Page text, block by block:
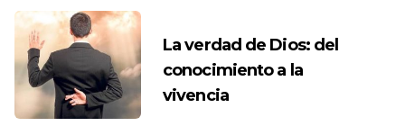
La verdad de Dios: del
conocimiento a la
vivencia